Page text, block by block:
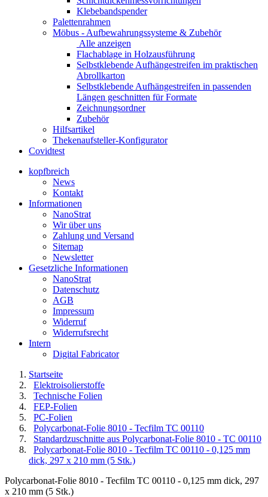
Klebebandspender
Palettenrahmen
Möbus - Aufbewahrungssysteme & Zubehör
Alle anzeigen
Flachablage in Holzausführung
Selbstklebende Aufhängestreifen im praktischen
Abrollkarton
Selbstklebende Aufhängestreifen in passenden
Längen geschnitten für Formate
Zeichnungsordner
Zubehör
Hilfsartikel
Thekenaufsteller-Konfigurator
Covidtest
kopfbreich
News
Kontakt
Informationen
NanoStrat
Wir über uns
Zahlung und Versand
Sitemap
Newsletter
Gesetzliche Informationen
NanoStrat
Datenschutz
AGB
Impressum
Widerruf
Widerrufsrecht
Intern
Digital Fabricator
Startseite
Elektroisolierstoffe
Technische Folien
FEP-Folien
PC-Folien
Polycarbonat-Folie 8010 - Tecfilm TC 00110
Standardzuschnitte aus Polycarbonat-Folie 8010 - TC 00110
Polycarbonat-Folie 8010 - Tecfilm TC 00110 - 0,125 mm
dick, 297 x 210 mm (5 Stk.)
Polycarbonat-Folie 8010 - Tecfilm TC 00110 - 0,125 mm dick, 297
x 210 mm (5 Stk.)